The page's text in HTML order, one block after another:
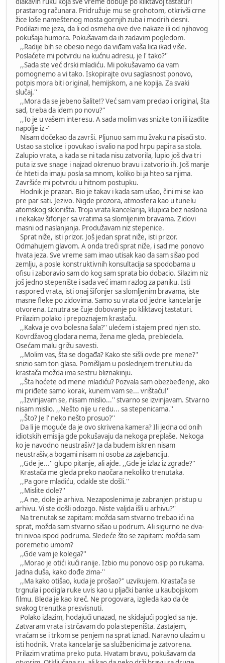
prastarog računara. Pridružuje mu se grohotom, otkrivši crne
žice loše nameštenog mosta gornjih zuba i modrih desni.
Podilazi me jeza, da li od osmeha ove dve nakaze ili od njihovog
pokušaja humora. Pokušavam da ih zadavim pogledom.
,,Radije bih se obesio nego da viđam vaša lica ikad više.
Poslaćete mi potvrdu na kućnu adresu, je l' tako?''
,,Sada ste već drski mladiću. Mi pokušavamo da vam
pomognemo a vi tako. Iskopirajte ovu saglasnost ponovo,
potpis mora biti original, hemijskom, a ne kopija. Za svaki
slučaj.''
,,Mora da se jebeno šalite!? Već sam vam predao i original, šta
sad, treba da idem po novu?''
,,To je u vašem interesu. A sada molim vas snizite ton ili izađite
napolje iz -''
Nisam dočekao da završi. Pljunuo sam mu žvaku na pisaći sto.
Ustao sa stolice i povukao i svalio na pod hrpu papira sa stola.
Zalupio vrata, a kada se ni tada nisu zatvorila, lupio još dva tri
puta iz sve snage i najzad okrenuo bravu i zatvorio ih. Još manje
će hteti da imaju posla sa mnom, koliko bi ja hteo sa njima.
Završiće mi potvrdu u hitnom postupku.
Hodnik je prazan. Bio je takav i kada sam ušao, čini mi se kao
pre par sati. Jezivo. Nigde prozora, atmosfera kao u tunelu
atomskog skloništa. Troja vrata kancelarija, klupica bez naslona
i nekakav šifonjer sa vratima sa slomljenim bravama. Zidovi
masni od naslanjanja. Produžavam niz stepenice.
Sprat niže, isti prizor. Još jedan sprat niže, isti prizor.
Odmahujem glavom. A onda treći sprat niže, i sad me ponovo
hvata jeza. Sve vreme sam imao utisak kao da sam sišao pod
zemlju, a posle konstruktivnih konsultacija sa spodobama u
ofisu i zaboravio sam do kog sam sprata bio dobacio. Silazim niz
još jedno stepenište i sada već imam razlog za paniku. Isti
raspored vrata, isti onaj šifonjer sa slomljenim bravama, iste
masne fleke po zidovima. Samo su vrata od jedne kancelarije
otvorena. Iznutra se čuje dobovanje po kliktavoj tastaturi.
Prilazim polako i prepoznajem krastaču.
,,Kakva je ovo bolesna šala?'' ulećem i stajem pred njen sto.
Kovrdžavog glodara nema, žena me gleda, prebledela.
Osećam malu grižu savesti.
,,Molim vas, šta se događa? Kako ste sišli ovde pre mene?''
snizio sam ton glasa. Pomišljam u poslednjem trenutku da
krastača možda ima sestru bliznakinju.
,,Šta hoćete od mene mladiću? Pozvala sam obezbeđenje, ako
mi priđete samo korak, kunem vam se... vrištaću!''
,,Izvinjavam se, nisam mislio...'' stvarno se izvinjavam. Stvarno
nisam mislio. ,,Nešto nije u redu... sa stepenicama.''
,,Što? Je l' neko nešto prosuo?''
Da li je moguće da je ovo skrivena kamera? Ili jedna od onih
idiotskih emisija gde pokušavaju da nekoga preplaše. Nekoga
ko je navodno neustrašiv? Ja da budem iskren nisam
neustrašiv,a bogami nisam ni osoba za zajebanciju.
,,Gde je...'' glupo pitanje, ali ajde. ,,Gde je izlaz iz zgrade?''
Krastača me gleda preko naočara nekoliko trenutaka.
,,Pa gore mladiću, odakle ste došli.''
,,Mislite dole?''
,,A ne, dole je arhiva. Nezaposlenima je zabranjen pristup u
arhivu. Vi ste došli odozgo. Niste valjda išli u arhivu?''
Na trenutak se zapitam: možda sam stvarno trebao ići na
sprat, možda sam stvarno sišao u podrum. Ali sigurno ne dva-
tri nivoa ispod podruma. Sledeće što se zapitam: možda sam
poremetio umom?
,,Gde vam je kolega?''
,,Morao je otići kući ranije. Izbio mu ponovo osip po rukama.
Jadna duša, kako dođe zima-''
,,Ma kako otišao, kuda je prošao?'' uzvikujem. Krastača se
trgnula i podigla ruke uvis kao u pljački banke u kaubojskom
filmu. Bleda je kao kreč. Ne progovara, izgleda kao da će
svakog trenutka presvisnuti.
Polako izlazim, hodajući unazad, ne skidajući pogled sa nje.
Zatvaram vrata i strčavam do pola stepeništa. Zastajem,
vraćam se i trkom se penjem na sprat iznad. Naravno ulazim u
isti hodnik. Vrata kancelarije sa službenicima je zatvorena.
Prilazim vratima preko puta. Hvatam bravu, pokušavam da